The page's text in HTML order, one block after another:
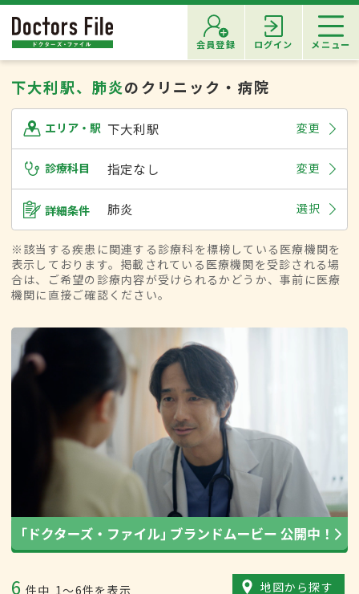
会員登録 ログイン メニュー
下大利駅、肺炎のクリニック・病院
エリア・駅 下大利駅 変更
診療科目 指定なし 変更
詳細条件 肺炎 選択
※該当する疾患に関連する診療科を標榜している医療機関を
表示しております。掲載されている医療機関を受診される場
合は、ご希望の診療内容が受けられるかどうか、事前に医療
機関に直接ご確認ください。
6 件中 1〜6件を表示 地図から探す